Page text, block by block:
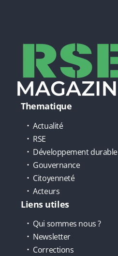
Thematique
Actualité
RSE
Développement durable
Gouvernance
Citoyenneté
Acteurs
Liens utiles
Qui sommes nous ?
Newsletter
Corrections